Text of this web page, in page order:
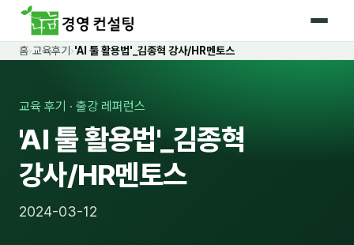
홈
커리큘럼
🛡️ 법정 의무교육 4종
🤖 AI · IT 교육
홈›교육후기 ›'AI 툴 활용법'_김종혁 강사/HR멘토스
교육 후기 · 출강 레퍼런스
'AI 툴 활용법'_김종혁
강사/HR멘토스
2024-03-12